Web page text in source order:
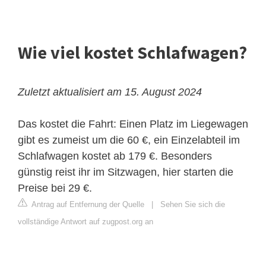
Wie viel kostet Schlafwagen?
Zuletzt aktualisiert am 15. August 2024
Das kostet die Fahrt: Einen Platz im Liegewagen
gibt es zumeist um die 60 €, ein Einzelabteil im
Schlafwagen kostet ab 179 €. Besonders
günstig reist ihr im Sitzwagen, hier starten die
Preise bei 29 €.
Antrag auf Entfernung der Quelle
Sehen Sie sich die
vollständige Antwort auf zugpost.org an